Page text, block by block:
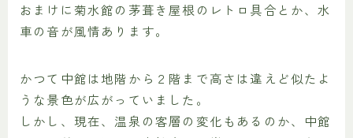
おまけに菊水館の茅葺き屋根のレトロ具合とか、水
車の音が風情あります。
かつて中館は地階から２階まで高さは違えど似たよ
うな景色が広がっていました。
しかし、現在、温泉の客層の変化もあるのか、中館